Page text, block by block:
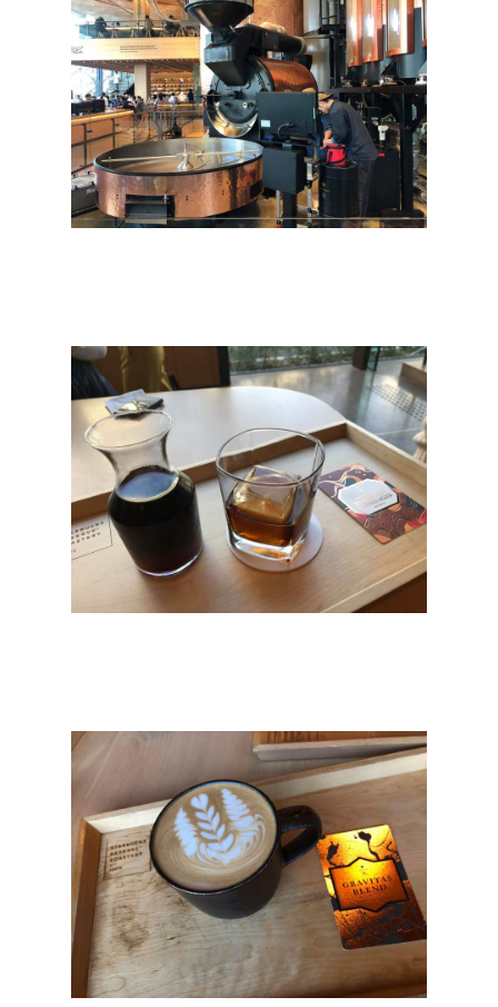
ประเทศญี่ปุ่น
เดินทาง
ทัวร์
ที่พัก
สาระน่ารู้
VIDEO
ภาพประทับใจ